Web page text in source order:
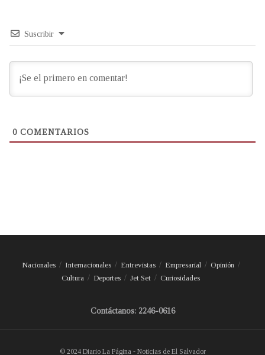
Suscribir
0 COMENTARIOS
Nacionales Internacionales Entrevistas Empresarial
Opinión
Cultura
Deportes Jet Set Curiosidades
Contáctanos: 2246-0616
© 2024 Diario La Página - Noticias de El Salvador